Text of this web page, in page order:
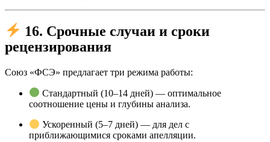
16. Срочные случаи и сроки
рецензирования
Союз «ФСЭ» предлагает три режима работы:
Стандартный (10–14 дней) — оптимальное
соотношение цены и глубины анализа.
Ускоренный (5–7 дней) — для дел с
приближающимися сроками апелляции.